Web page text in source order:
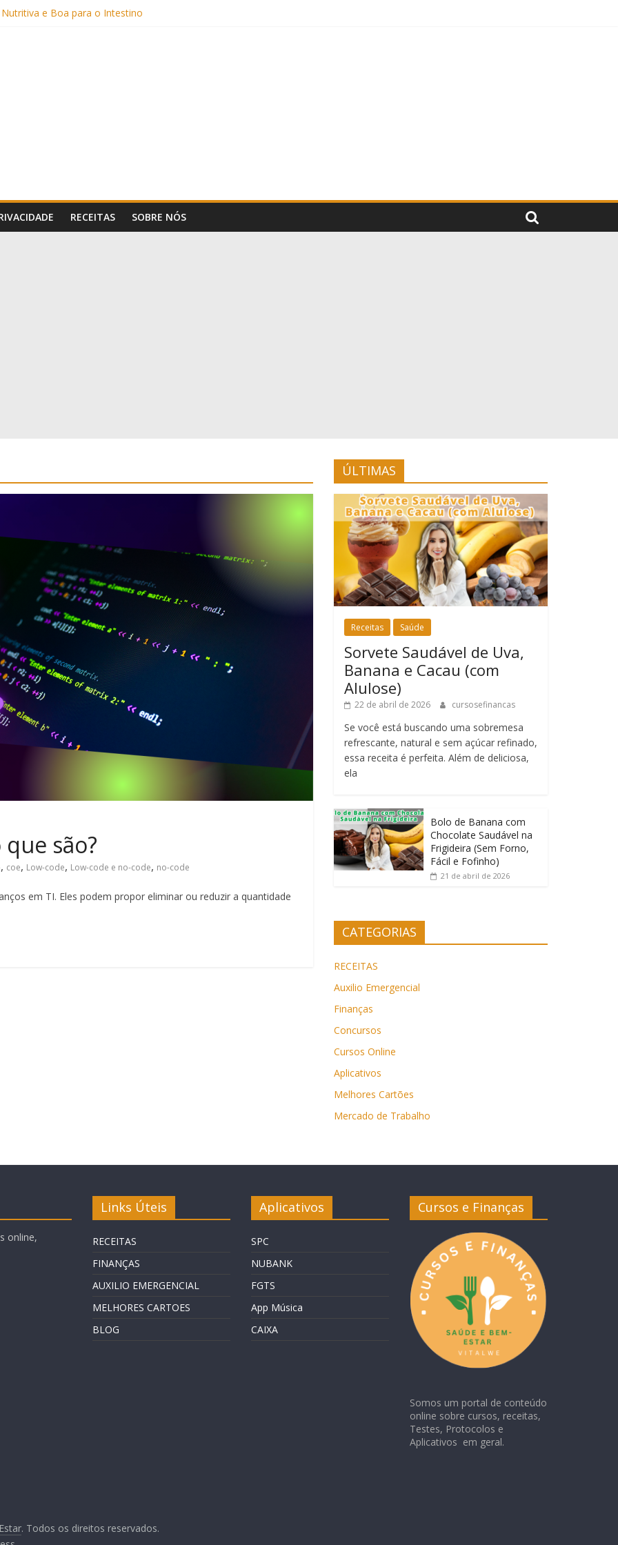
e Boa para o Intestino
(Sem Forno, Fácil e Fofinho)
Receita Prática e Deliciosa
RECEITAS SOBRE NÓS
são?
, coe, Low-code, Low-code e no-code, no-code
em TI. Eles podem propor eliminar ou reduzir a quantidade
ÚLTIMAS
Receitas Saúde
Sorvete Saudável de Uva,
Banana e Cacau (com
Alulose)
22 de abril de 2026 cursosefinancas
Se você está buscando uma sobremesa
refrescante, natural e sem açúcar refinado,
essa receita é perfeita. Além de deliciosa,
ela
Bolo de Banana com
Chocolate Saudável na
Frigideira (Sem Forno,
Fácil e Fofinho)
21 de abril de 2026
CATEGORIAS
RECEITAS
Auxilio Emergencial
Finanças
Concursos
Cursos Online
Aplicativos
Melhores Cartões
Mercado de Trabalho
online,
Links Úteis
RECEITAS
FINANÇAS
AUXILIO EMERGENCIAL
MELHORES CARTOES
BLOG
Aplicativos
SPC
NUBANK
FGTS
App Música
CAIXA
Cursos e Finanças
Somos um portal de conteúdo
online sobre cursos, receitas,
Testes, Protocolos e
Aplicativos em geral.
. Todos os direitos reservados.